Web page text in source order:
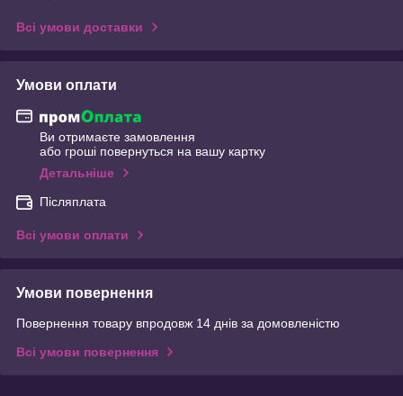
Всі умови доставки
Умови оплати
Ви отримаєте замовлення
або гроші повернуться на вашу картку
Детальніше
Післяплата
Всі умови оплати
Умови повернення
Повернення товару впродовж 14 днів за домовленістю
Всі умови повернення